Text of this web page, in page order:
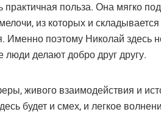
практичная польза. Она мягко
из которых и
поэтому Николай здесь
люди делают добро друг другу.
живого взаимодействия и
будет и смех, и легкое